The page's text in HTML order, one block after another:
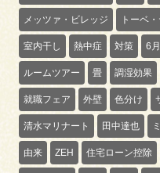
メッツァ・ビレッジ トーベ
室内干し 熱中症 対策 6月
ルームツアー 畳 調湿効果
就職フェア 外壁 色分け
清水マリナート 田中達也
由来 ZEH 住宅ローン控除